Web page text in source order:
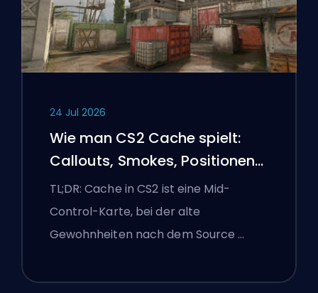
24 Jul 2026
Wie man CS2 Cache spielt:
Callouts, Smokes, Positionen
und Premier-Tipps
TL;DR: Cache in CS2 ist eine Mid-
Control-Karte, bei der alte
Gewohnheiten nach dem Source …